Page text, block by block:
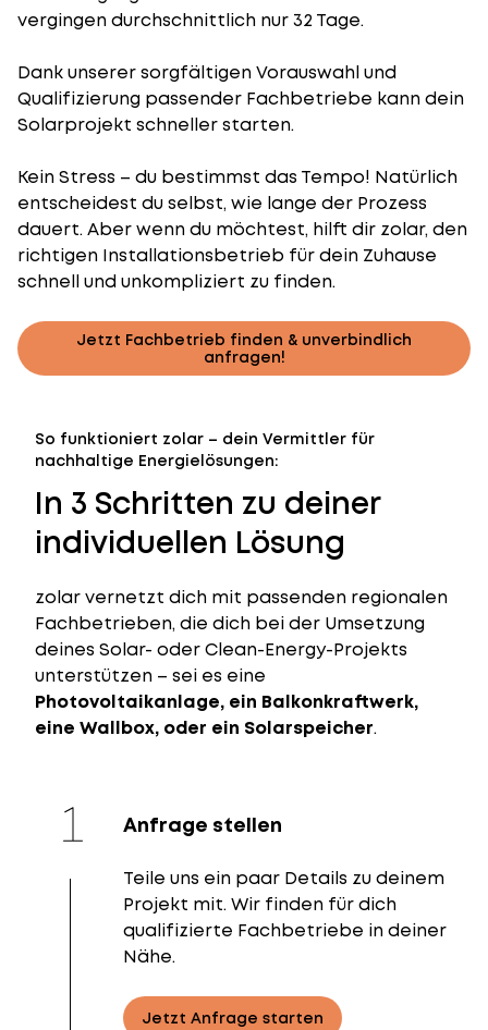
vergingen durchschnittlich nur 32 Tage.
Dank unserer sorgfältigen Vorauswahl und
Qualifizierung passender Fachbetriebe kann dein
Solarprojekt schneller starten.
Kein Stress – du bestimmst das Tempo! Natürlich
entscheidest du selbst, wie lange der Prozess
dauert. Aber wenn du möchtest, hilft dir zolar, den
richtigen Installationsbetrieb für dein Zuhause
schnell und unkompliziert zu finden.
Jetzt Fachbetrieb finden & unverbindlich
anfragen!
So funktioniert zolar – dein Vermittler für
nachhaltige Energielösungen:
In 3 Schritten zu deiner
individuellen Lösung
zolar vernetzt dich mit passenden regionalen
Fachbetrieben, die dich bei der Umsetzung
deines Solar- oder Clean-Energy-Projekts
unterstützen – sei es eine
Photovoltaikanlage, ein Balkonkraftwerk,
eine Wallbox, oder ein Solarspeicher.
Anfrage stellen
Teile uns ein paar Details zu deinem
Projekt mit. Wir finden für dich
qualifizierte Fachbetriebe in deiner
Nähe.
Jetzt Anfrage starten